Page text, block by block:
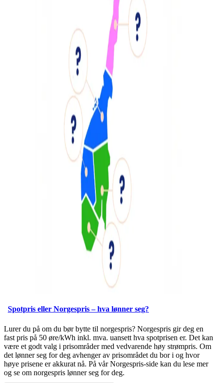
Spotpris eller Norgespris – hva lønner seg?
Lurer du på om du bør bytte til norgespris? Norgespris gir deg en
fast pris på 50 øre/kWh inkl. mva. uansett hva spotprisen er. Det kan
være et godt valg i prisområder med vedvarende høy strømpris. Om
det lønner seg for deg avhenger av prisområdet du bor i og hvor
høye prisene er akkurat nå. På vår Norgespris-side kan du lese mer
og se om norgespris lønner seg for deg.